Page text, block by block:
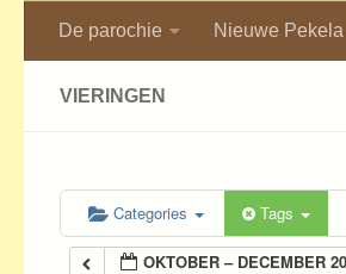
De parochie Nieuwe Pekela
VIERINGEN
Categories Tags
OKTOBER – DECEMBER